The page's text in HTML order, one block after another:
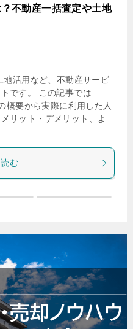
不動産一括査定や土地
活用など、不動産サービ
です。 この記事では
概要から実際に利用した人
リット・デメリット、よ
む